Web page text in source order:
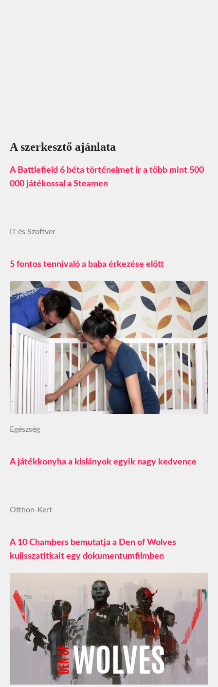
A szerkesztő ajánlata
A Battlefield 6 béta történelmet ír a több mint 500
000 játékossal a Steamen
IT és Szoftver
5 fontos tennivaló a baba érkezése előtt
Egészség
A játékkonyha a kislányok egyik nagy kedvence
Otthon-Kert
A 10 Chambers bemutatja a Den of Wolves
kulisszatitkait egy dokumentumfilmben